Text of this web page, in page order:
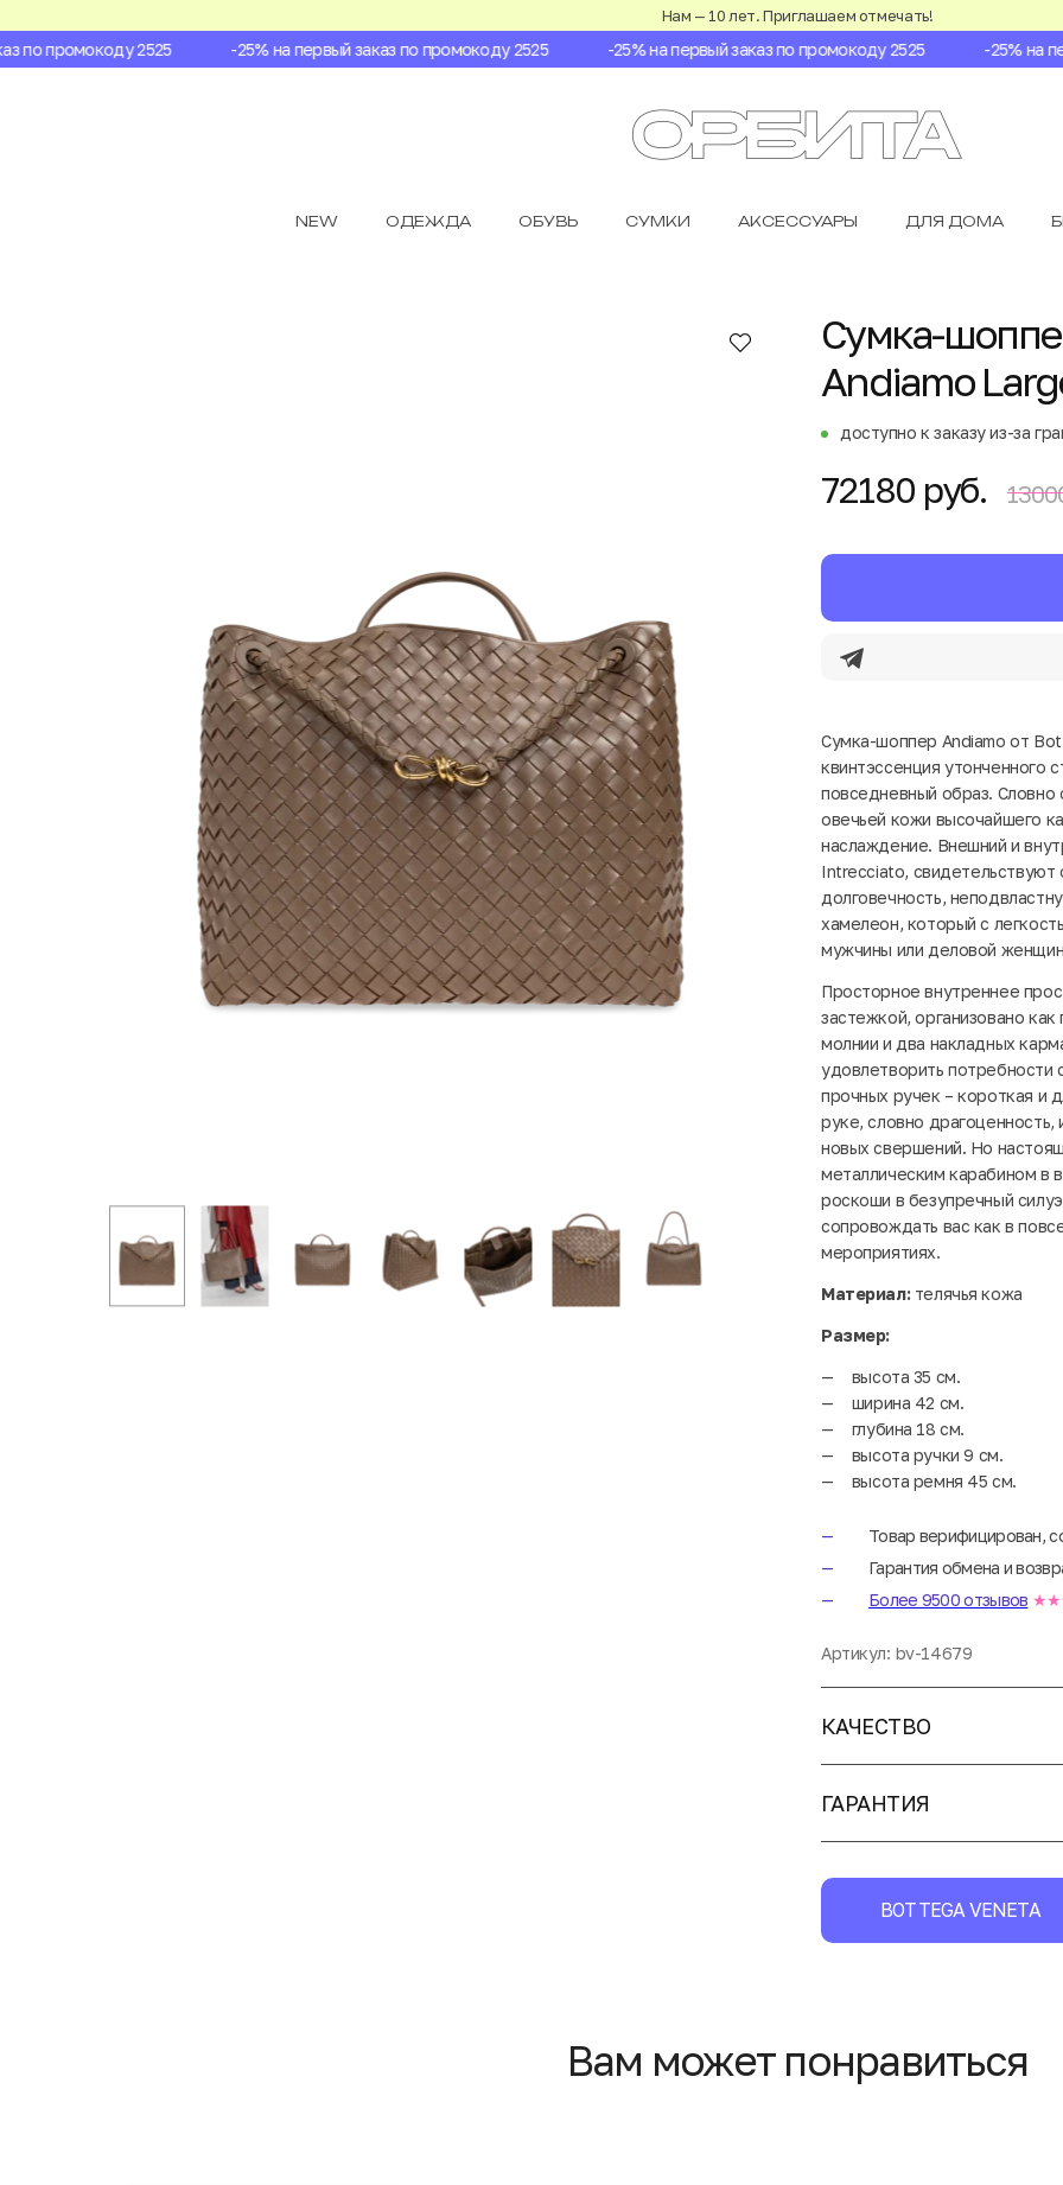
Нам — 10 лет. Приглашаем отмечать!
по промокоду 2525 -25% на первый заказ по промокоду 2525 -25% на первый заказ по промокоду 2525 -25% на
NEW ОДЕЖДА ОБУВЬ СУМКИ АКСЕССУАРЫ ДЛЯ ДОМА
Сумка-
Andiamo
доступно к заказу из-за
72180 руб.
Сумка-шоппер Andiamo от
квинтэссенция утонченного
повседневный образ. Словно
овечьей кожи высочайшего
наслаждение. Внешний и
Intrecciato, свидетельствуют
долговечность,
хамелеон, который с
мужчины или деловой
Просторное внутреннее
застежкой, организовано
молнии и два накладных
удовлетворить
прочных ручек – короткая и
руке, словно
новых свершений. Но
металлическим карабином в
роскоши в безупречный
сопровождать вас как в
мероприятиях.
Материал:телячья кожа
Размер:
высота 35 см.
ширина 42 см.
глубина 18 см.
высота ручки 9 см.
высота ремня 45 см.
Товар верифицирован,
Гарантия обмена и
Более 9500 отзывов
Артикул: bv-14679
КАЧЕСТВО
ГАРАНТИЯ
BOTTEGA VENETA
Вам может понравиться